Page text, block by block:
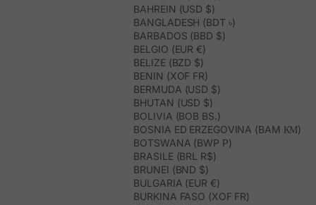
BAHREIN (USD $)
BANGLADESH (BDT ৳)
BARBADOS (BBD $)
BELGIO (EUR €)
BELIZE (BZD $)
BENIN (XOF FR)
BERMUDA (USD $)
BHUTAN (USD $)
BOLIVIA (BOB BS.)
BOSNIA ED ERZEGOVINA (BAM КМ)
BOTSWANA (BWP P)
BRASILE (BRL R$)
BRUNEI (BND $)
BULGARIA (EUR €)
BURKINA FASO (XOF FR)